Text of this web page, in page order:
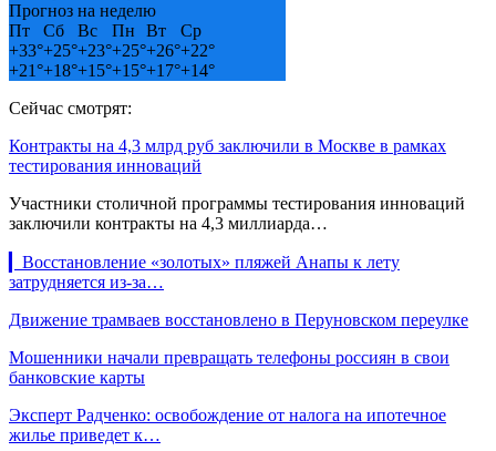
Прогноз на неделю
Пт
Сб Вс Пн Вт
Ср
+33°+25°+23°+25°+26°+22°
+21°+18°+15°+15°+17°+14°
Сейчас смотрят:
Контракты на 4,3 млрд руб заключили в Москве в рамках
тестирования инноваций
Участники столичной программы тестирования инноваций
заключили контракты на 4,3 миллиарда…
▎Восстановление «золотых» пляжей Анапы к лету
затрудняется из-за…
Движение трамваев восстановлено в Перуновском переулке
Мошенники начали превращать телефоны россиян в свои
банковские карты
Эксперт Радченко: освобождение от налога на ипотечное
жилье приведет к…